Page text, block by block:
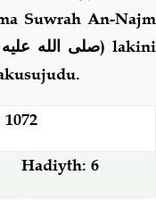
Suwrah An-Najm
صلى الله) lakini
Hadiyth: 6